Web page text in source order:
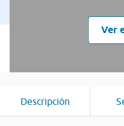
Ver
Descripción